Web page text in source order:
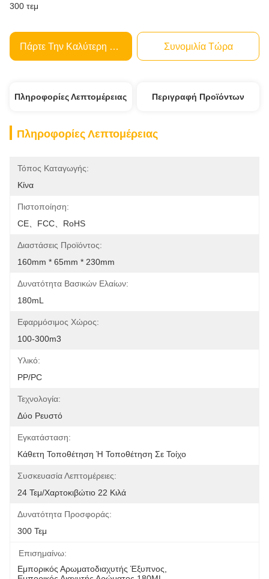
300 τεμ
Πάρτε Την Καλύτερη Τιμή Συνομιλία Τώρα
Πληροφορίες Λεπτομέρειας Περιγραφή Προϊόντων
Πληροφορίες Λεπτομέρειας
Τόπος Καταγωγής:
Κίνα
Πιστοποίηση:
CE、FCC、RoHS
Διαστάσεις Προϊόντος:
160mm * 65mm * 230mm
Δυνατότητα Βασικών Ελαίων:
180mL
Εφαρμόσιμος Χώρος:
100-300m3
Υλικό:
PP/PC
Τεχνολογία:
Δύο Ρευστό
Εγκατάσταση:
Κάθετη Τοποθέτηση Ή Τοποθέτηση Σε Τοίχο
Συσκευασία Λεπτομέρειες:
24 Τεμ/χαρτοκιβώτιο 22 Κιλά
Δυνατότητα Προσφοράς:
300 Τεμ
Επισημαίνω:
Εμπορικός Αρωματοδιαχυτής Έξυπνος